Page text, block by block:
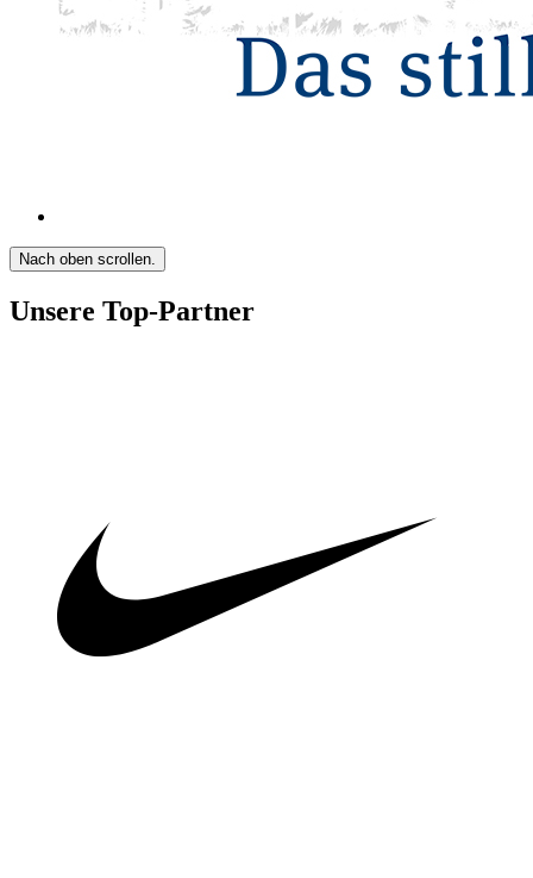
Nach oben scrollen.
Unsere Top-Partner